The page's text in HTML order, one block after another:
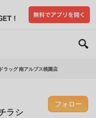
ラッグ 南アルプス桃園店
ラシ
フォロー